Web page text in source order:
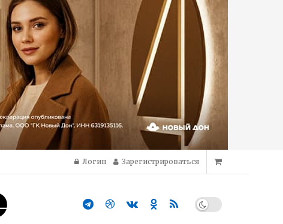
Логин Зарегистрироваться